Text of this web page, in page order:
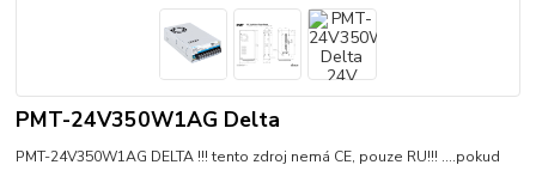
PMT-24V350W1AG Delta
PMT-24V350W1AG DELTA !!! tento zdroj nemá CE, pouze RU!!! ....pokud